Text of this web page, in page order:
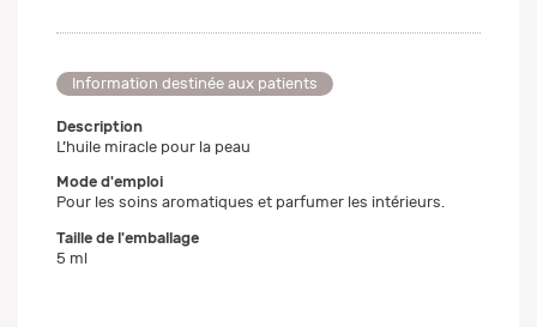
Information destinée aux patients
Description
L’huile miracle pour la peau
Mode d'emploi
Pour les soins aromatiques et parfumer les intérieurs.
Taille de l'emballage
5 ml